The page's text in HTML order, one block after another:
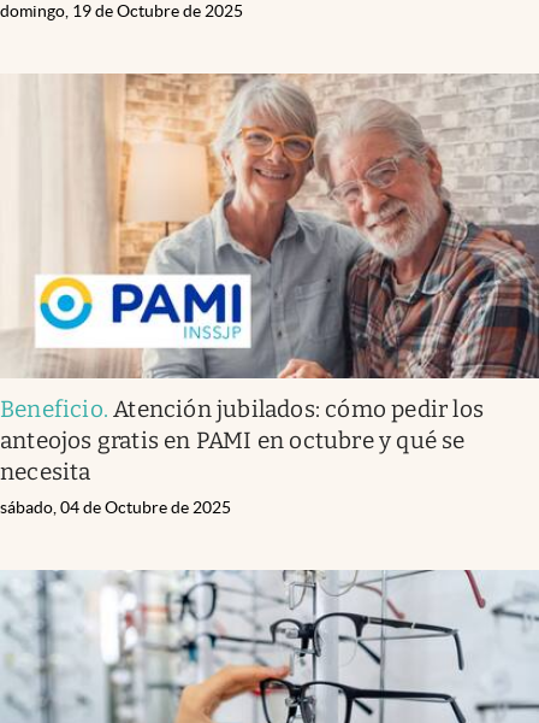
domingo, 19 de Octubre de 2025
Beneficio.Atención jubilados: cómo pedir los
anteojos gratis en PAMI en octubre y qué se
necesita
sábado, 04 de Octubre de 2025